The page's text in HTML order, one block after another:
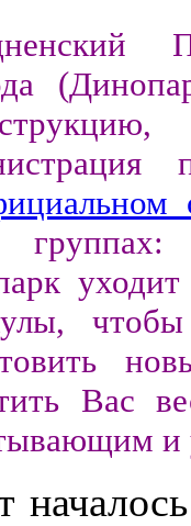
Вас
и